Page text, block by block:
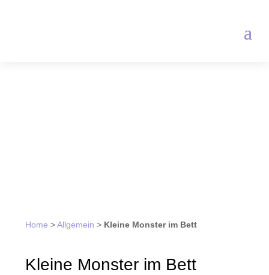
Home >Allgemein > Kleine Monster im Bett
Kleine Monster im Bett